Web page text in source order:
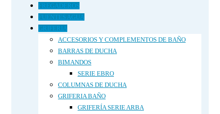
FREGADEROS
FUENTES AGUA
GRIFERIA
ACCESORIOS Y COMPLEMENTOS DE BAÑO
BARRAS DE DUCHA
BIMANDOS
SERIE EBRO
COLUMNAS DE DUCHA
GRIFERIA BAÑO
GRIFERÍA SERIE ARBA